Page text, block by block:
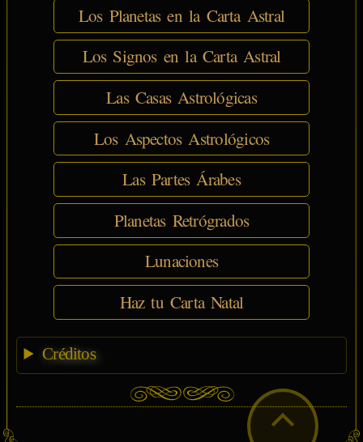
Los Planetas en la Carta Astral
Los Signos en la Carta Astral
Las Casas Astrológicas
Los Aspectos Astrológicos
Las Partes Árabes
Planetas Retrógrados
Lunaciones
Haz tu Carta Natal
Créditos